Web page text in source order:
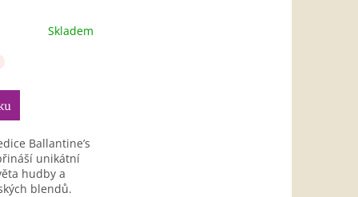
Skladem
Ballantine’s
unikátní
hudby a
blendů.